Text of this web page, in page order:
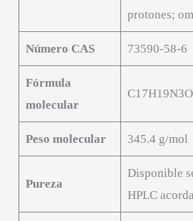
protones;
Número CAS 73590-58-6
Fórmula
molecular
Peso molecular 345.4 g/mol
Pureza
Disponible
HPLC